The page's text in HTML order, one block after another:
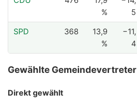
%
5
SPD 368
13,9
%
−11,
4
Gewählte Gemeindevertreter
Direkt gewählt